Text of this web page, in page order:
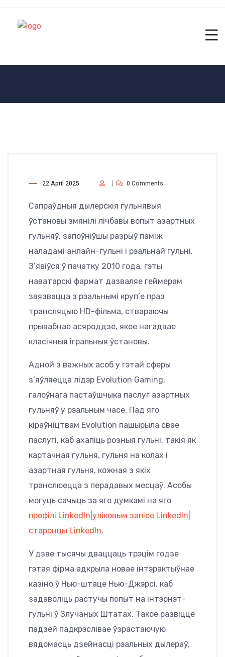
22 April 2025 0 Comments
Сапраўдныя дылерскія гульнявыя
ўстановы змянілі лічбавы вопыт азартных
гульняў, запоўніўшы разрыў паміж
наладамі анлайн-гульні і рэальнай гульні.
З’явіўся ў пачатку 2010 года, гэты
наватарскі фармат дазваляе геймерам
звязвацца з рэальнымі круп’е праз
трансляцыю HD-фільма, ствараючы
прывабнае асяроддзе, якое нагадвае
класічныя ігральныя ўстановы.
Адной з важных асоб у гэтай сферы
з’яўляецца лідэр Evolution Gaming,
галоўнага пастаўшчыка паслуг азартных
гульняў у рэальным часе. Пад яго
кіраўніцтвам Evolution пашырыла свае
паслугі, каб ахапіць розныя гульні, такія як
картачная гульня, гульня на колах і
азартная гульня, кожная з якіх
транслюецца з перадавых месцаў. Асобы
могуць сачыць за яго думкамі на яго
профілі LinkedIn|уліковым запісе LinkedIn|
старонцы LinkedIn.
У дзве тысячы дваццаць трэцім годзе
гэтая фірма адкрыла новае інтэрактыўнае
казіно ў Нью-штаце Нью-Джэрсі, каб
задаволіць растучы попыт на інтэрнэт-
гульні ў Злучаных Штатах. Такое развіццё
падзей падкрэслівае ўзрастаючую
вядомасць дзейнасці рэальных дылераў,